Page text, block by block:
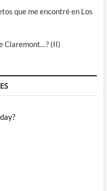
que me encontré en Los
Claremont…? (II)